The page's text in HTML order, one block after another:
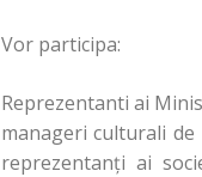
Vor participa:
Reprezentanti ai
manageri culturali
reprezentanţi ai